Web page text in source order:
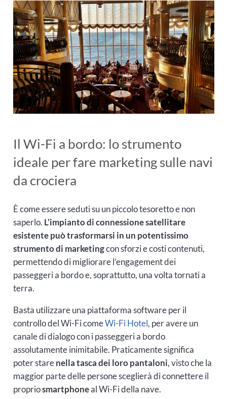
Il Wi-Fi a bordo: lo strumento
ideale per fare marketing sulle navi
da crociera
È come essere seduti su un piccolo tesoretto e non
saperlo. L’impianto di connessione satellitare
esistente può trasformarsi in un potentissimo
strumento di marketingcon sforzi e costi contenuti,
permettendo di migliorare l’engagement dei
passeggeri a bordo e, soprattutto, una volta tornati a
terra.
Basta utilizzare una piattaforma software per il
controllo del Wi-Fi comeWi-Fi Hotel, per avere un
canale di dialogo con i passeggeri a bordo
assolutamente inimitabile. Praticamente significa
poter starenella tasca dei loro pantaloni, visto che la
maggior parte delle persone sceglierà di connettere il
propriosmartphoneal Wi-Fi della nave.